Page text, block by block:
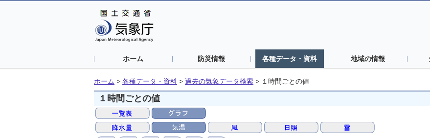
ホーム 防災情報 各種データ・資料 地域の情報
ホーム > 各種データ・資料 > 過去の気象データ検索 > １時間ごとの値
１時間ごとの値